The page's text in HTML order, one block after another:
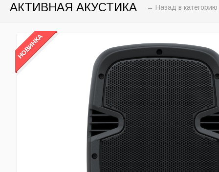
АКТИВНАЯ АКУСТИКА ← Назад в категорию